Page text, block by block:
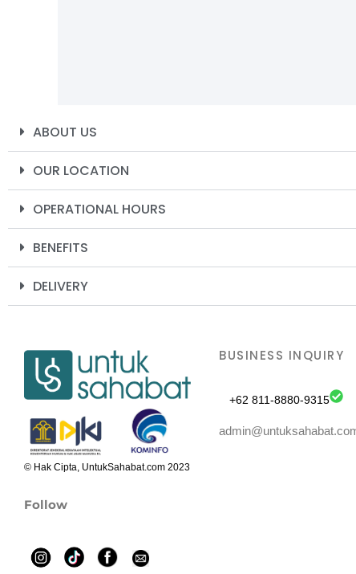
ABOUT US
OUR LOCATION
OPERATIONAL HOURS
BENEFITS
DELIVERY
© Hak Cipta, UntukSahabat.com 2023
Follow
BUSINESS INQUIRY
+62 811-8880-9315